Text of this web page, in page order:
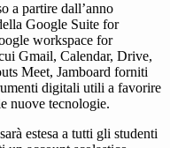
a partire dall’anno
Google Suite for
workspace for
Gmail, Calendar, Drive,
Meet, Jamboard forniti
digitali utili a favorire
nuove tecnologie.
estesa a tutti gli studenti